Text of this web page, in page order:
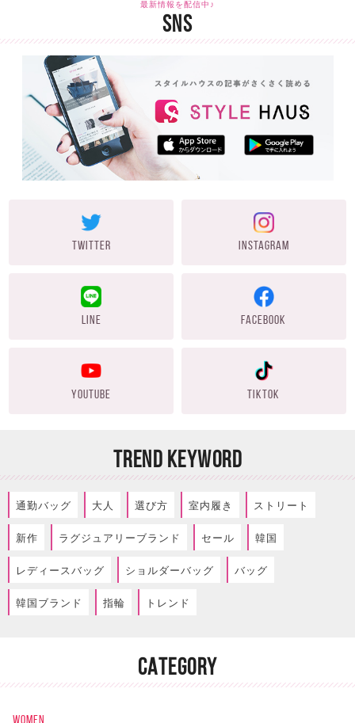
最新情報を配信中♪
SNS
TWITTER INSTAGRAM
LINE FACEBOOK
YOUTUBE TIKTOK
TREND KEYWORD
通勤バッグ 大人 選び方 室内履き ストリート
新作 ラグジュアリーブランド セール 韓国
レディースバッグ ショルダーバッグ バッグ
韓国ブランド 指輪 トレンド
CATEGORY
WOMEN